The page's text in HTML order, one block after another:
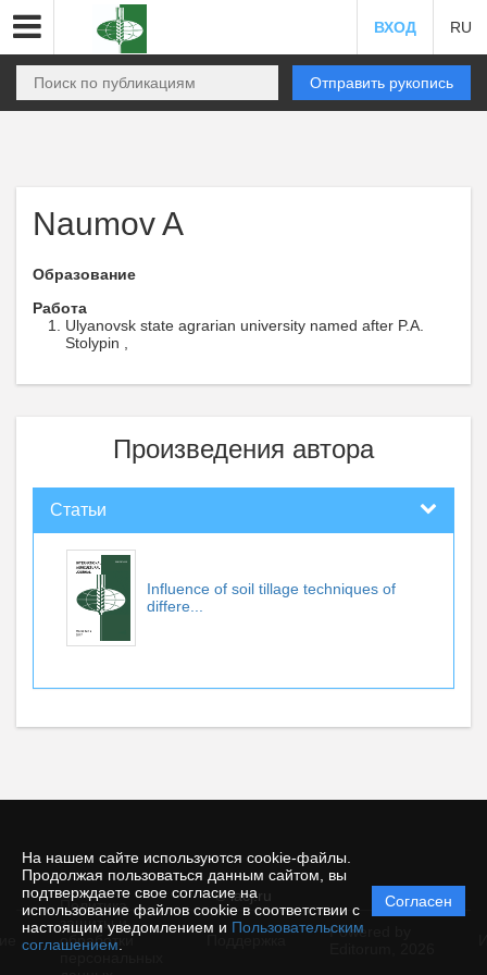
На нашем сайте используются cookie-файлы.
Продолжая пользоваться данным сайтом, вы
подтверждаете свое согласие на
использование файлов cookie в соответствии с
настоящим уведомлением и Пользовательским
соглашением
Согласен
ВХОД RU
Отправить рукопись
Naumov A
Образование
Работа
Ulyanovsk state agrarian university named after P.A.
Stolypin ,
Произведения автора
Статьи
Influence of soil tillage techniques of
differe...
© iacj.ru
Политика
защиты и
обработки
Powered by